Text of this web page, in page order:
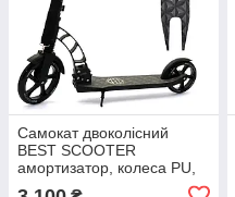
Самокат двоколісний
BEST SCOOTER
амортизатор, колеса PU,